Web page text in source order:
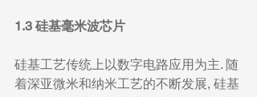
1.3 硅基毫米波芯片
硅基工艺传统上以数字电路应用为主. 随
着深亚微米和纳米工艺的不断发展, 硅基